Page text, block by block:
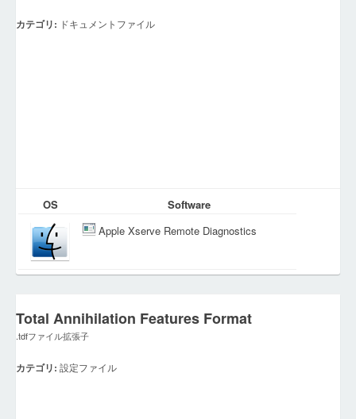
カテゴリ: ドキュメントファイル
OS
Software
Apple Xserve Remote Diagnostics
Total Annihilation Features Format
.tdfファイル拡張子
カテゴリ: 設定ファイル